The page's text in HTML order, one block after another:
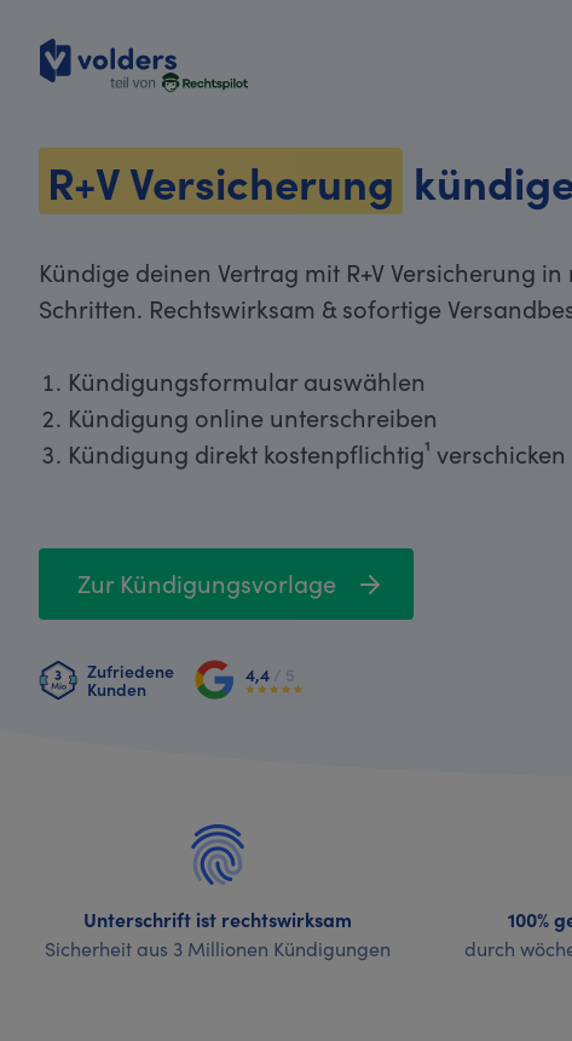
R+V Versicherung
Kündige deinen Vertrag mit R+V Versicherung
Schritten. Rechtswirksam & sofortige
Kündigungsformular auswählen
Kündigung online unterschreiben
Kündigung direkt kostenpflichtig¹ verschicken
Zur Kündigungsvorlage
Zufriedene
Kunden
4,4 / 5
Unterschrift ist rechtswirksam
Sicherheit aus 3 Millionen Kündigungen
100%
durch